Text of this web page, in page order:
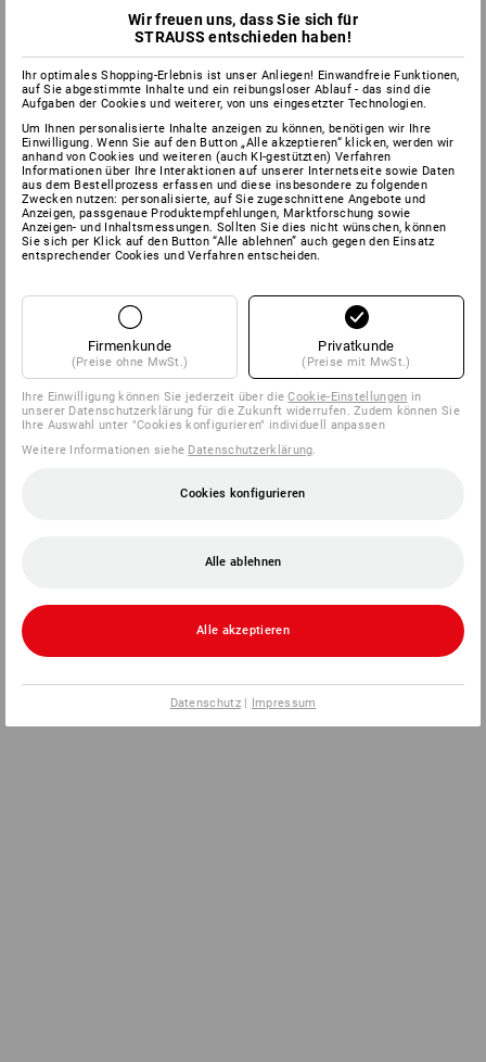
Wir freuen uns, dass Sie sich für
STRAUSS entschieden haben!
Ihr optimales Shopping-Erlebnis ist unser Anliegen! Einwandfreie Funktionen,
auf Sie abgestimmte Inhalte und ein reibungsloser Ablauf - das sind die
Aufgaben der Cookies und weiterer, von uns eingesetzter Technologien.
Um Ihnen personalisierte Inhalte anzeigen zu können, benötigen wir Ihre
Einwilligung. Wenn Sie auf den Button „Alle akzeptieren“ klicken, werden wir
anhand von Cookies und weiteren (auch KI-gestützten) Verfahren
Informationen über Ihre Interaktionen auf unserer Internetseite sowie Daten
aus dem Bestellprozess erfassen und diese insbesondere zu folgenden
Zwecken nutzen: personalisierte, auf Sie zugeschnittene Angebote und
Anzeigen, passgenaue Produktempfehlungen, Marktforschung sowie
Anzeigen- und Inhaltsmessungen. Sollten Sie dies nicht wünschen, können
Sie sich per Klick auf den Button “Alle ablehnen” auch gegen den Einsatz
entsprechender Cookies und Verfahren entscheiden.
Firmenkunde
(Preise ohne MwSt.)
Privatkunde
(Preise mit MwSt.)
Ihre Einwilligung können Sie jederzeit über dieCookie-Einstellungen in
unserer Datenschutzerklärung für die Zukunft widerrufen. Zudem können Sie
Ihre Auswahl unter "Cookies konfigurieren" individuell anpassen
Weitere Informationen siehe Datenschutzerklärung
Cookies konfigurieren
Alle ablehnen
Alle akzeptieren
Datenschutz| Impressum